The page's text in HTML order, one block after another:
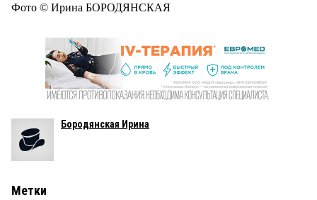
Фото © Ирина БОРОДЯНСКАЯ
Бородянская Ирина
Метки